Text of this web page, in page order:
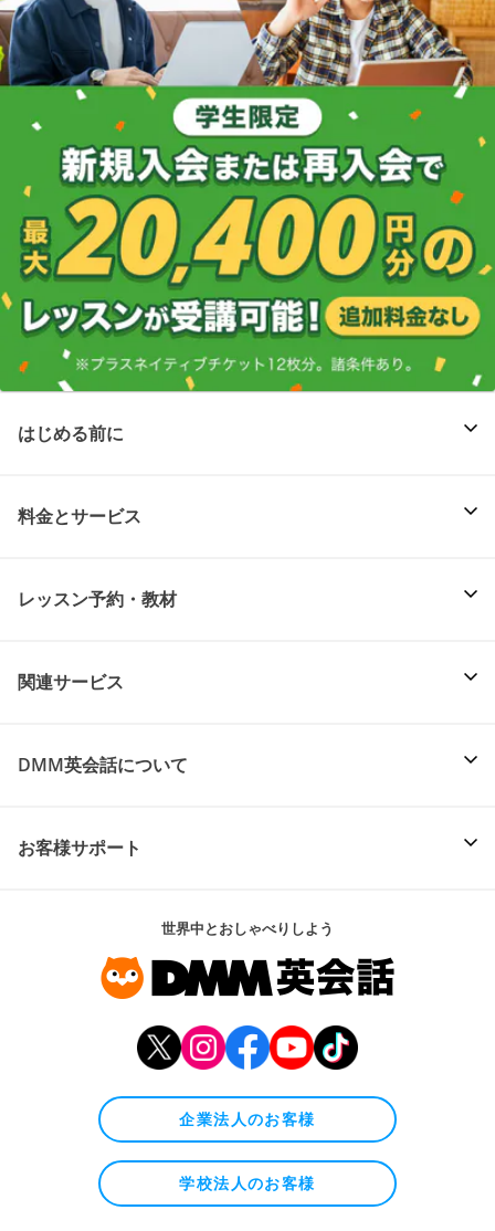
はじめる前に
料金とサービス
レッスン予約・教材
関連サービス
DMM英会話について
お客様サポート
世界中とおしゃべりしよう
企業法人のお客様
学校法人のお客様